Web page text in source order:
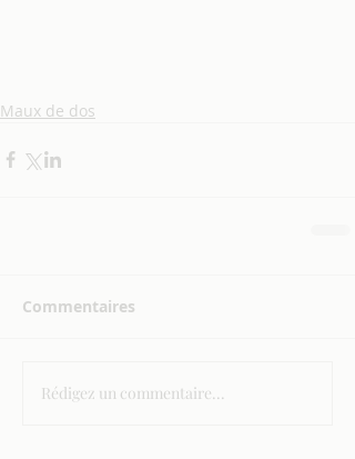
Maux de dos
Commentaires
Rédigez un commentaire...